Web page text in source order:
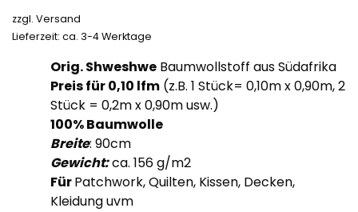
zzgl. Versand
Lieferzeit: ca. 3-4 Werktage
Orig. Shweshwe Baumwollstoff aus Südafrika
Preis für 0,10 lfm (z.B. 1 Stück= 0,10m x 0,90m, 2
Stück = 0,2m x 0,90m usw.)
100% Baumwolle
Breite: 90cm
Gewicht:ca. 156 g/m2
FürPatchwork, Quilten, Kissen, Decken,
Kleidung uvm